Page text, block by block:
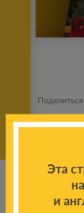
Эта
и